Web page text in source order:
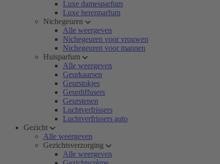
Luxe damesparfum
Luxe herenparfum
Nichegeuren
Alle weergeven
Nichegeuren voor vrouwen
Nichegeuren voor mannen
Huisparfum
Alle weergeven
Geurkaarsen
Geurstokjes
Geurdiffusers
Geurstenen
Luchtverfrissers
Luchtverfrissers auto
Gezicht
Alle weergeven
Gezichtsverzorging
Alle weergeven